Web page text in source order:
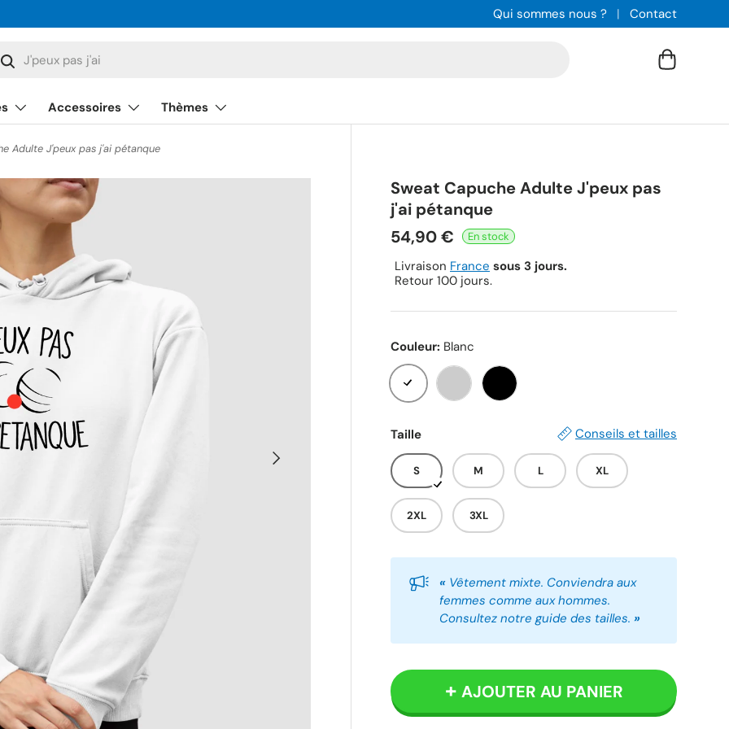
Qui sommes nous ? Contact
Rechercher Panier
Accessoires Thèmes
Adulte J'peux pas j'ai pétanque
SUIVANT
Sweat Capuche Adulte J'peux pas
j'ai pétanque
54,90 €
Livraison France sous 3 jours.
Retour 100 jours.
Taille Conseils et tailles
S M L XL
2XL 3XL
Couleur: Blanc
Blanc Gris Noir
« Vêtement mixte. Conviendra aux
femmes comme aux hommes.
Consultez notre guide des tailles. »
AJOUTER AU PANIER